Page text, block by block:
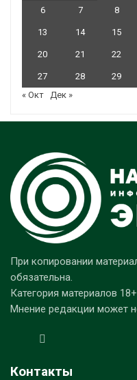
6 7 8
13 14 15
20 21 22
27 28 29
« Окт
Дек »
При копировании
обязательна.
Категория материалов 18+
Мнение редакции может
Контакты